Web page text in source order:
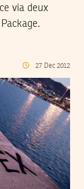
via deux
27 Dec 2012